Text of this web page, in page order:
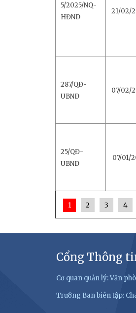
5/2025/NQ-
HĐND
21/02/
287/QĐ-
UBND
07/02/
25/QĐ-
UBND
07/01/
1 2 3 4
Cổng Thông
Cơ quan quản lý: Văn
Trưởng Ban biên tập: